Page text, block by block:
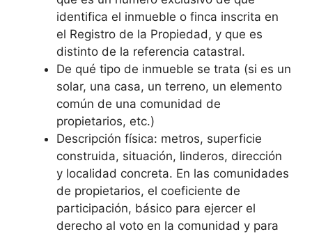
identifica el inmueble o finca inscrita en
el Registro de la Propiedad, y que es
distinto de la referencia catastral.
De qué tipo de inmueble se trata (si es un
solar, una casa, un terreno, un elemento
común de una comunidad de
propietarios, etc.)
Descripción física: metros, superficie
construida, situación, linderos, dirección
y localidad concreta. En las comunidades
de propietarios, el coeficiente de
participación, básico para ejercer el
derecho al voto en la comunidad y para